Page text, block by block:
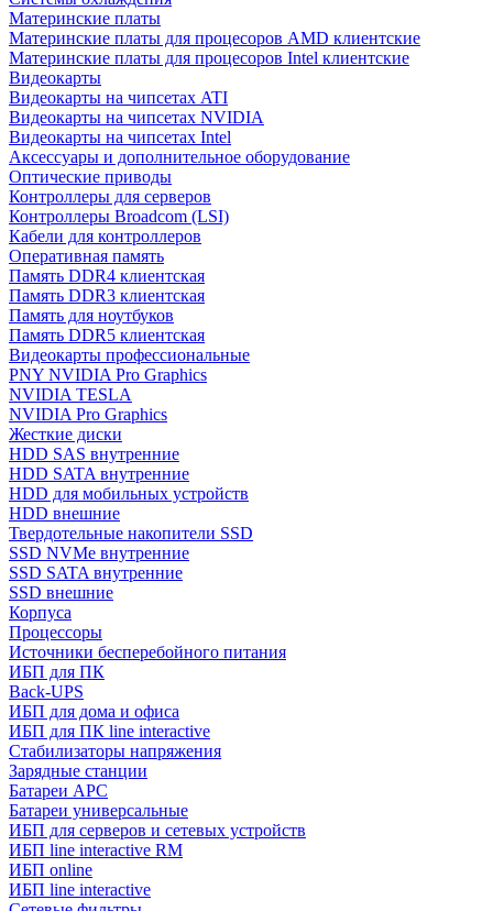
Материнские платы
Материнские платы для процесоров AMD клиентские
Материнские платы для процесоров Intel клиентские
Видеокарты
Видеокарты на чипсетах ATI
Видеокарты на чипсетах NVIDIA
Видеокарты на чипсетах Intel
Аксессуары и дополнительное оборудование
Оптические приводы
Контроллеры для серверов
Контроллеры Broadcom (LSI)
Кабели для контроллеров
Оперативная память
Память DDR4 клиентская
Память DDR3 клиентская
Память для ноутбуков
Память DDR5 клиентская
Видеокарты профессиональные
PNY NVIDIA Pro Graphics
NVIDIA TESLA
NVIDIA Pro Graphics
Жесткие диски
HDD SAS внутренние
HDD SATA внутренние
HDD для мобильных устройств
HDD внешние
Твердотельные накопители SSD
SSD NVMe внутренние
SSD SATA внутренние
SSD внешние
Корпуса
Процессоры
Источники бесперебойного питания
ИБП для ПК
Back-UPS
ИБП для дома и офиса
ИБП для ПК linе interactive
Стабилизаторы напряжения
Зарядные станции
Батареи APC
Батареи универсальные
ИБП для серверов и сетевых устройств
ИБП line interactive RM
ИБП online
ИБП linе interactive